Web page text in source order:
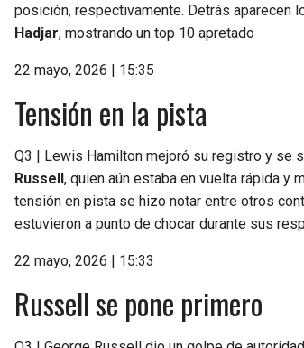
posición, respectivamente. Detrás aparecen
Hadjar, mostrando un top 10 apretado
22 mayo, 2026 | 15:35
Tensión en la pista
Q3 | Lewis Hamilton mejoró su registro y se
Russell, quien aún estaba en vuelta rápida y
tensión en pista se hizo notar entre otros
estuvieron a punto de chocar durante sus
22 mayo, 2026 | 15:33
Russell se pone primero